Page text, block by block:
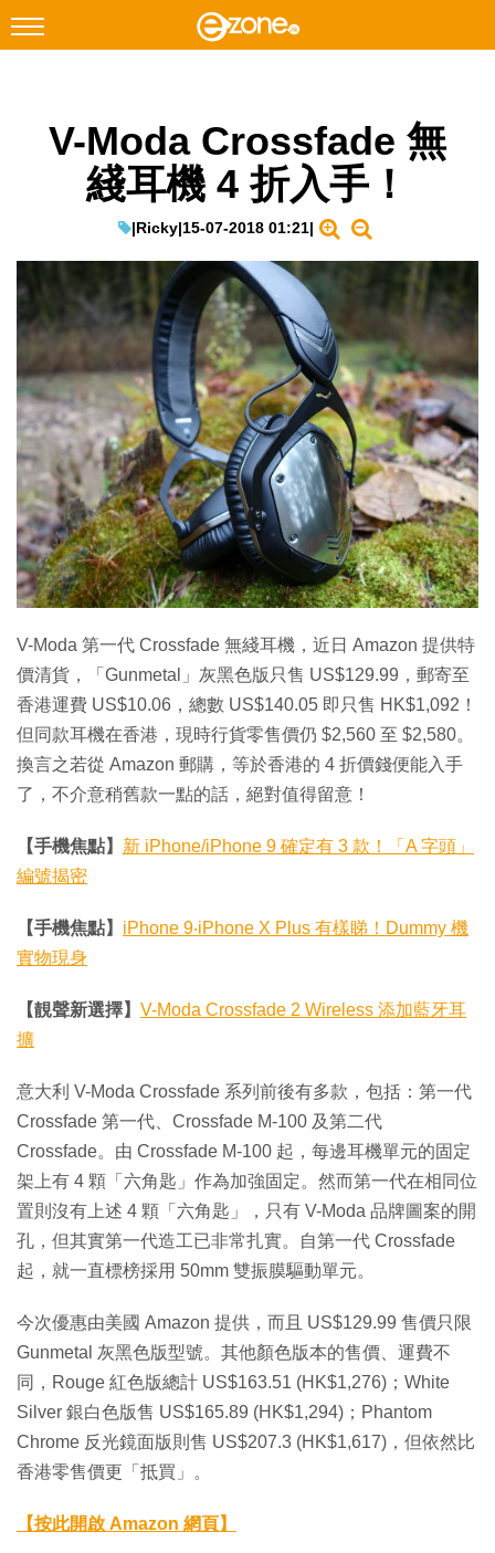
Facebook Instagram
遊戲動漫
EduTech
IT Times
生成式AI與雲端應用
Enterprise Digital Transformation
特集
V-Moda Crossfade 無
綫耳機 4 折入手！
|Ricky|15-07-2018 01:21|
V-Moda 第一代 Crossfade 無綫耳機，近日 Amazon 提供特
價清貨，「Gunmetal」灰黑色版只售 US$129.99，郵寄至
香港運費 US$10.06，總數 US$140.05 即只售 HK$1,092！
但同款耳機在香港，現時行貨零售價仍 $2,560 至 $2,580。
換言之若從 Amazon 郵購，等於香港的 4 折價錢便能入手
了，不介意稍舊款一點的話，絕對值得留意！
【手機焦點】 新 iPhone/iPhone 9 確定有 3 款！「A 字頭」
編號揭密
【手機焦點】 iPhone 9‧iPhone X Plus 有樣睇！Dummy 機
實物現身
【靚聲新選擇】 V-Moda Crossfade 2 Wireless 添加藍牙耳
擴
意大利 V-Moda Crossfade 系列前後有多款，包括：第一代
Crossfade 第一代、Crossfade M-100 及第二代
Crossfade。由 Crossfade M-100 起，每邊耳機單元的固定
架上有 4 顆「六角匙」作為加強固定。然而第一代在相同位
置則沒有上述 4 顆「六角匙」，只有 V-Moda 品牌圖案的開
孔，但其實第一代造工已非常扎實。自第一代 Crossfade
起，就一直標榜採用 50mm 雙振膜驅動單元。
今次優惠由美國 Amazon 提供，而且 US$129.99 售價只限
Gunmetal 灰黑色版型號。其他顏色版本的售價、運費不
同，Rouge 紅色版總計 US$163.51 (HK$1,276)；White
Silver 銀白色版售 US$165.89 (HK$1,294)；Phantom
Chrome 反光鏡面版則售 US$207.3 (HK$1,617)，但依然比
香港零售價更「抵買」。
【按此開啟 Amazon 網頁】